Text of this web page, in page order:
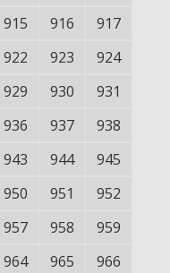
915 916
917
922 923
924
929 930
931
936 937
938
943 944
945
950 951
952
957 958
959
964 965
966